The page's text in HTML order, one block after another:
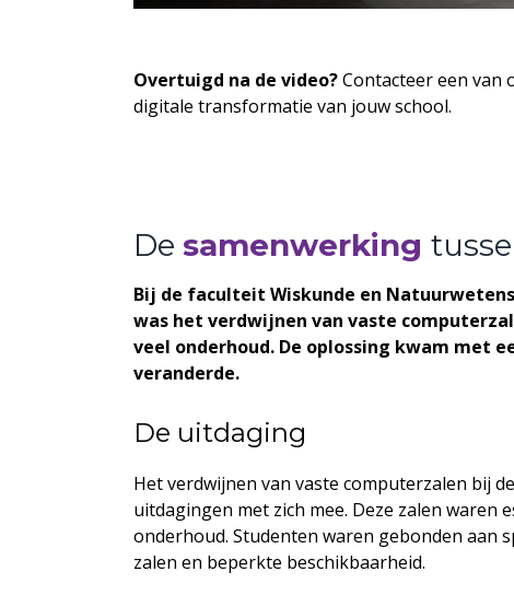
Overtuigd na de video?Contacteer een van
digitale transformatie van jouw school.
De samenwerking
Bij de faculteit Wiskunde en
was het verdwijnen van vaste
veel onderhoud. De oplossing kwam
veranderde.
De uitdaging
Het verdwijnen van vaste computerzalen bij
uitdagingen met zich mee. Deze zalen
onderhoud. Studenten waren gebonden aan
zalen en beperkte beschikbaarheid.